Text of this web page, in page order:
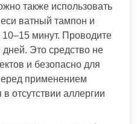
также использовать
ватный тампон и
10–15 минут. Проводите
Это средство не
и безопасно для
применением
отсутствии аллергии